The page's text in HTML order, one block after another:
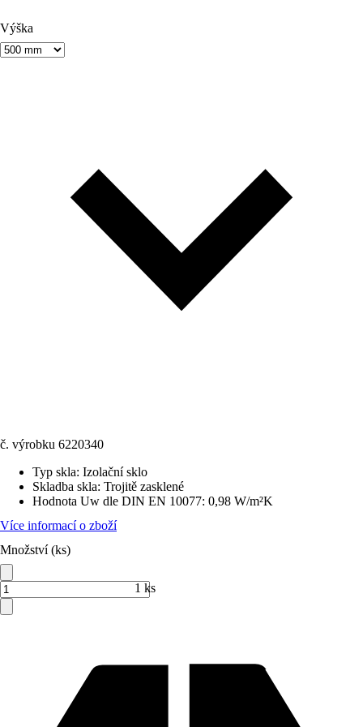
Výška
č. výrobku 6220340
Typ skla: Izolační sklo
Skladba skla: Trojitě zasklené
Hodnota Uw dle DIN EN 10077: 0,98 W/m²K
Více informací o zboží
Množství (ks)
1 ks